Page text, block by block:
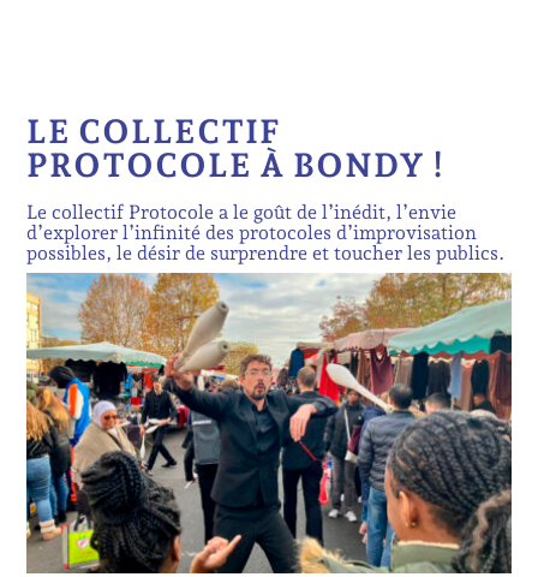
LE COLLECTIF
PROTOCOLE À BONDY !
Le collectif Protocole a le goût de l’inédit, l’envie
d’explorer l’infinité des protocoles d’improvisation
possibles, le désir de surprendre et toucher les publics.